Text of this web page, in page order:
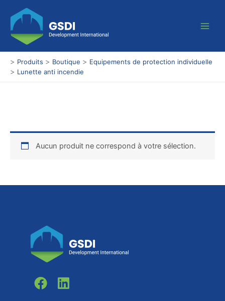
contenu
> Produits > Boutique > Equipements de protection individuelle
> Lunette anti incendie
Aucun produit ne correspond à votre sélection.
F
a
L
i